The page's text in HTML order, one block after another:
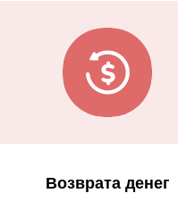
Возврата денег